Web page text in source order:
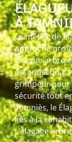
À
Le métier de
approche
chaque arbre
essentiel du
grimpeur pour
sécurité tout
Tamniès, le
liés à la
L’élagage